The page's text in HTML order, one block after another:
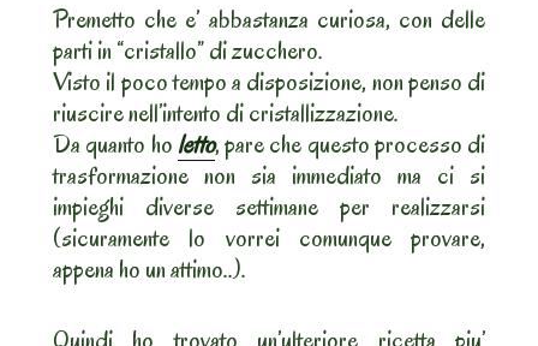
Premetto che e’ abbastanza curiosa, con delle
parti in “cristallo” di zucchero.
Visto il poco tempo a disposizione, non penso di
riuscire nell’intento di cristallizzazione.
Da quanto ho letto, pare che questo processo di
trasformazione non sia immediato ma ci si
impieghi diverse settimane per realizzarsi
(sicuramente lo vorrei comunque provare,
appena ho un attimo..).